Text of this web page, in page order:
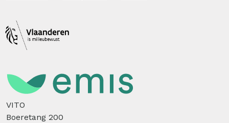
VITO
Boeretang 200